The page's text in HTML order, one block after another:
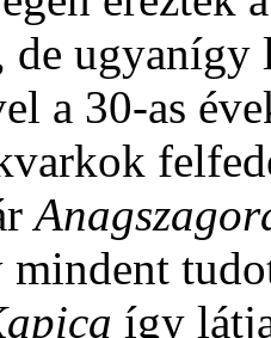
de
a 30-as
így